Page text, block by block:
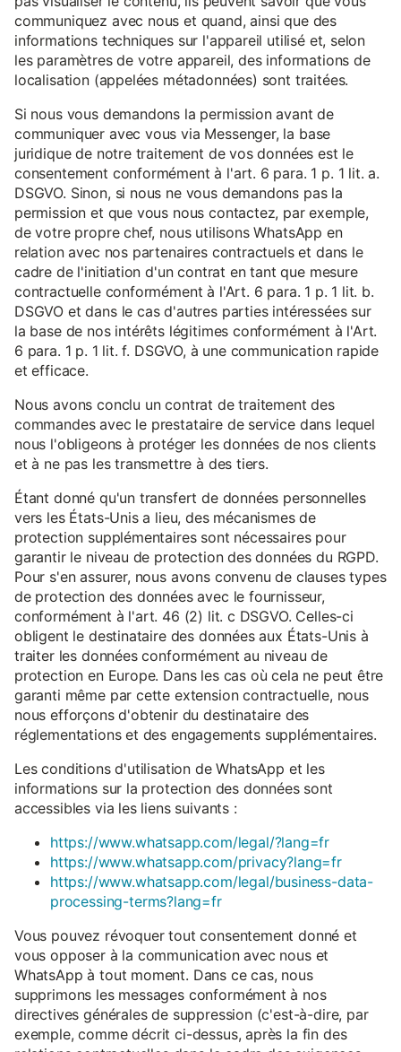
communiquez avec nous et quand, ainsi que des
informations techniques sur l'appareil utilisé et, selon
les paramètres de votre appareil, des informations de
localisation (appelées métadonnées) sont traitées.
Si nous vous demandons la permission avant de
communiquer avec vous via Messenger, la base
juridique de notre traitement de vos données est le
consentement conformément à l'art. 6 para. 1 p. 1 lit. a.
DSGVO. Sinon, si nous ne vous demandons pas la
permission et que vous nous contactez, par exemple,
de votre propre chef, nous utilisons WhatsApp en
relation avec nos partenaires contractuels et dans le
cadre de l'initiation d'un contrat en tant que mesure
contractuelle conformément à l'Art. 6 para. 1 p. 1 lit. b.
DSGVO et dans le cas d'autres parties intéressées sur
la base de nos intérêts légitimes conformément à l'Art.
6 para. 1 p. 1 lit. f. DSGVO, à une communication rapide
et efficace.
Nous avons conclu un contrat de traitement des
commandes avec le prestataire de service dans lequel
nous l'obligeons à protéger les données de nos clients
et à ne pas les transmettre à des tiers.
Étant donné qu'un transfert de données personnelles
vers les États-Unis a lieu, des mécanismes de
protection supplémentaires sont nécessaires pour
garantir le niveau de protection des données du RGPD.
Pour s'en assurer, nous avons convenu de clauses types
de protection des données avec le fournisseur,
conformément à l'art. 46 (2) lit. c DSGVO. Celles-ci
obligent le destinataire des données aux États-Unis à
traiter les données conformément au niveau de
protection en Europe. Dans les cas où cela ne peut être
garanti même par cette extension contractuelle, nous
nous efforçons d'obtenir du destinataire des
réglementations et des engagements supplémentaires.
Les conditions d'utilisation de WhatsApp et les
informations sur la protection des données sont
accessibles via les liens suivants :
https://www.whatsapp.com/legal/?lang=fr
https://www.whatsapp.com/privacy?lang=fr
https://www.whatsapp.com/legal/business-data-
processing-terms?lang=fr
Vous pouvez révoquer tout consentement donné et
vous opposer à la communication avec nous et
WhatsApp à tout moment. Dans ce cas, nous
supprimons les messages conformément à nos
directives générales de suppression (c'est-à-dire, par
exemple, comme décrit ci-dessus, après la fin des